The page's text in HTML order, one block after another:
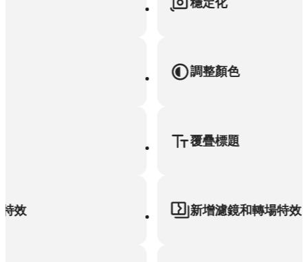
調整顏色
覆疊標題
新增濾鏡和轉場特效